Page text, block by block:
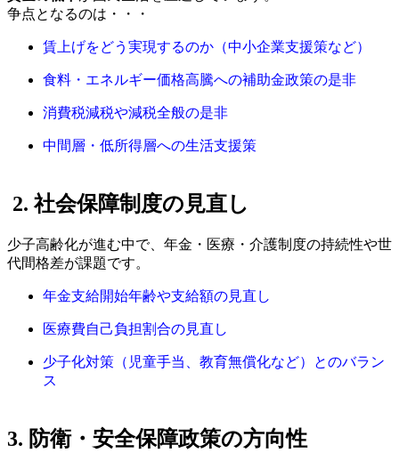
争点となるのは・・・
賃上げをどう実現するのか（中小企業支援策など）
食料・エネルギー価格高騰への補助金政策の是非
消費税減税や減税全般の是非
中間層・低所得層への生活支援策
2. 社会保障制度の見直し
少子高齢化が進む中で、年金・医療・介護制度の持続性や世
代間格差が課題です。
年金支給開始年齢や支給額の見直し
医療費自己負担割合の見直し
少子化対策（児童手当、教育無償化など）とのバラン
ス
3. 防衛・安全保障政策の方向性